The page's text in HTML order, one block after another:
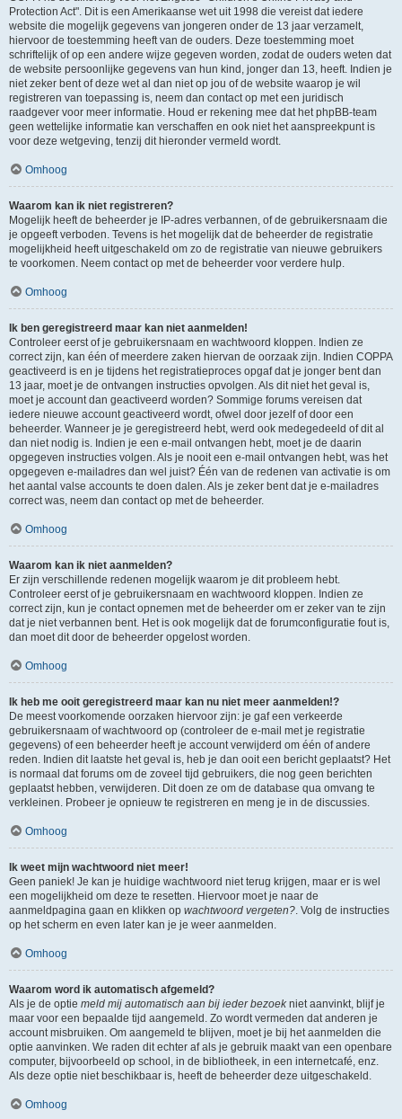
Protection Act". Dit is een Amerikaanse wet uit 1998 die vereist dat iedere
website die mogelijk gegevens van jongeren onder de 13 jaar verzamelt,
hiervoor de toestemming heeft van de ouders. Deze toestemming moet
schriftelijk of op een andere wijze gegeven worden, zodat de ouders weten dat
de website persoonlijke gegevens van hun kind, jonger dan 13, heeft. Indien je
niet zeker bent of deze wet al dan niet op jou of de website waarop je wil
registreren van toepassing is, neem dan contact op met een juridisch
raadgever voor meer informatie. Houd er rekening mee dat het phpBB-team
geen wettelijke informatie kan verschaffen en ook niet het aanspreekpunt is
voor deze wetgeving, tenzij dit hieronder vermeld wordt.
Omhoog
Waarom kan ik niet registreren?
Mogelijk heeft de beheerder je IP-adres verbannen, of de gebruikersnaam die
je opgeeft verboden. Tevens is het mogelijk dat de beheerder de registratie
mogelijkheid heeft uitgeschakeld om zo de registratie van nieuwe gebruikers
te voorkomen. Neem contact op met de beheerder voor verdere hulp.
Omhoog
Ik ben geregistreerd maar kan niet aanmelden!
Controleer eerst of je gebruikersnaam en wachtwoord kloppen. Indien ze
correct zijn, kan één of meerdere zaken hiervan de oorzaak zijn. Indien COPPA
geactiveerd is en je tijdens het registratieproces opgaf dat je jonger bent dan
13 jaar, moet je de ontvangen instructies opvolgen. Als dit niet het geval is,
moet je account dan geactiveerd worden? Sommige forums vereisen dat
iedere nieuwe account geactiveerd wordt, ofwel door jezelf of door een
beheerder. Wanneer je je geregistreerd hebt, werd ook medegedeeld of dit al
dan niet nodig is. Indien je een e-mail ontvangen hebt, moet je de daarin
opgegeven instructies volgen. Als je nooit een e-mail ontvangen hebt, was het
opgegeven e-mailadres dan wel juist? Één van de redenen van activatie is om
het aantal valse accounts te doen dalen. Als je zeker bent dat je e-mailadres
correct was, neem dan contact op met de beheerder.
Omhoog
Waarom kan ik niet aanmelden?
Er zijn verschillende redenen mogelijk waarom je dit probleem hebt.
Controleer eerst of je gebruikersnaam en wachtwoord kloppen. Indien ze
correct zijn, kun je contact opnemen met de beheerder om er zeker van te zijn
dat je niet verbannen bent. Het is ook mogelijk dat de forumconfiguratie fout is,
dan moet dit door de beheerder opgelost worden.
Omhoog
Ik heb me ooit geregistreerd maar kan nu niet meer aanmelden!?
De meest voorkomende oorzaken hiervoor zijn: je gaf een verkeerde
gebruikersnaam of wachtwoord op (controleer de e-mail met je registratie
gegevens) of een beheerder heeft je account verwijderd om één of andere
reden. Indien dit laatste het geval is, heb je dan ooit een bericht geplaatst? Het
is normaal dat forums om de zoveel tijd gebruikers, die nog geen berichten
geplaatst hebben, verwijderen. Dit doen ze om de database qua omvang te
verkleinen. Probeer je opnieuw te registreren en meng je in de discussies.
Omhoog
Ik weet mijn wachtwoord niet meer!
Geen paniek! Je kan je huidige wachtwoord niet terug krijgen, maar er is wel
een mogelijkheid om deze te resetten. Hiervoor moet je naar de
aanmeldpagina gaan en klikken op wachtwoord vergeten? . Volg de instructies
op het scherm en even later kan je je weer aanmelden.
Omhoog
Waarom word ik automatisch afgemeld?
Als je de optie meld mij automatisch aan bij ieder bezoekniet aanvinkt, blijf je
maar voor een bepaalde tijd aangemeld. Zo wordt vermeden dat anderen je
account misbruiken. Om aangemeld te blijven, moet je bij het aanmelden die
optie aanvinken. We raden dit echter af als je gebruik maakt van een openbare
computer, bijvoorbeeld op school, in de bibliotheek, in een internetcafé, enz.
Als deze optie niet beschikbaar is, heeft de beheerder deze uitgeschakeld.
Omhoog